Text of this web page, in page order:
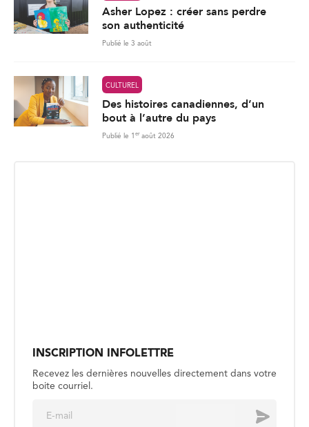
Asher Lopez : créer sans perdre
son authenticité
Publié le 3 août
CULTUREL
Des histoires canadiennes, d’un
bout à l’autre du pays
Publié le 1 er août 2026
l
Sous les eaux islandaises avec